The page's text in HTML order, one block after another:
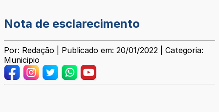
Nota de esclarecimento
Por: Redação | Publicado em: 20/01/2022 | Categoria:
Municipio